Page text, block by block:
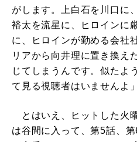
がします。上白石を川口に
裕太を流星に、ヒロインに
に、ヒロインが勤める会社
リアから向井理に置き換え
じてしまうんです。似たよ
て見る視聴者はいませんよ」
とはいえ、ヒットした火
は谷間に入って、第5話、